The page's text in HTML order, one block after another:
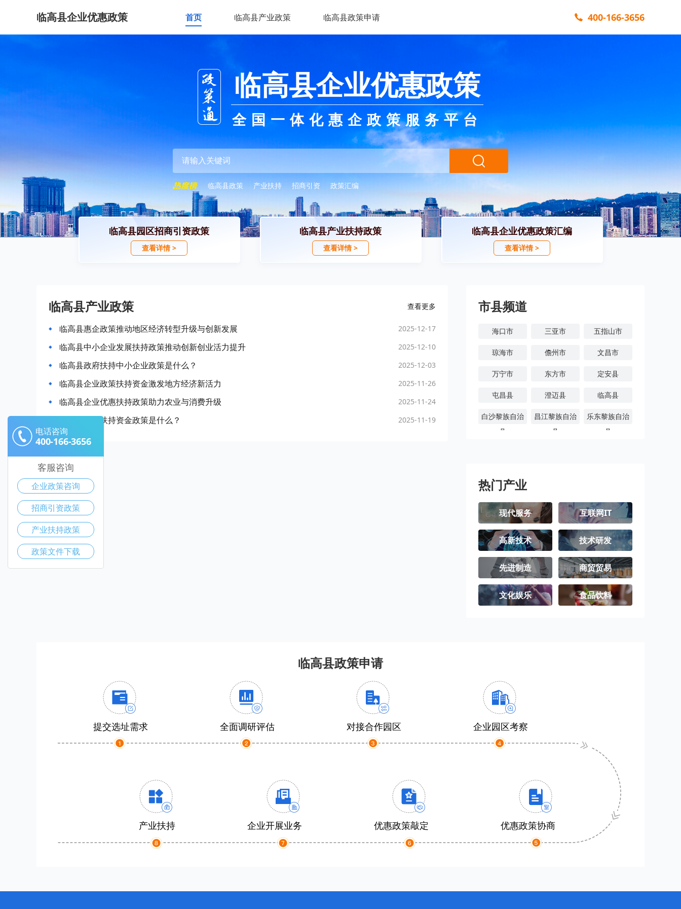
临高县企业优惠政策 首页 临高县产业政策 临高县政策申请 400-166-3656
临高县企业优惠政策
全国一体化惠企政策服务平台
临高县政策 产业扶持 招商引资 政策汇编
临高县园区招商引资政策
查看详情 >
临高县产业扶持政策
查看详情 >
临高县企业优惠政策汇编
查看详情 >
临高县产业政策 查看更多
临高县惠企政策推动地区经济转型升级与创新发展 2025-12-17
临高县中小企业发展扶持政策推动创新创业活力提升 2025-12-10
临高县政府扶持中小企业政策是什么？ 2025-12-03
临高县企业政策扶持资金激发地方经济新活力 2025-11-26
临高县企业优惠扶持政策助力农业与消费升级 2025-11-24
临高县企业扶持资金政策是什么？ 2025-11-19
市县频道
海口市 三亚市 五指山市
琼海市 儋州市 文昌市
万宁市 东方市 定安县
屯昌县 澄迈县 临高县
白沙黎族自治
县
昌江黎族自治
县
乐东黎族自治
县
热门产业
现代服务 互联网IT
高新技术 技术研发
先进制造 商贸贸易
文化娱乐 食品饮料
临高县政策申请
提交选址需求 全面调研评估 对接合作园区 企业园区考察
产业扶持 企业开展业务 优惠政策敲定 优惠政策协商
电话咨询
400-166-3656
客服咨询
企业政策咨询
招商引资政策
产业扶持政策
政策文件下载